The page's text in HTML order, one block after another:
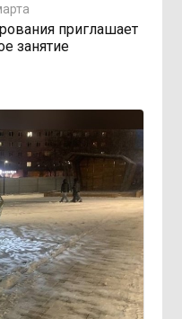
приглашает
занятие